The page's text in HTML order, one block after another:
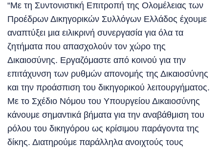
“Με τη Συντονιστική Επιτροπή της Ολομέλειας των
Προέδρων Δικηγορικών Συλλόγων Ελλάδος έχουμε
αναπτύξει μια ειλικρινή συνεργασία για όλα τα
ζητήματα που απασχολούν τον χώρο της
Δικαιοσύνης. Εργαζόμαστε από κοινού για την
επιτάχυνση των ρυθμών απονομής της Δικαιοσύνης
και την προάσπιση του δικηγορικού λειτουργήματος.
Με το Σχέδιο Νόμου του Υπουργείου Δικαιοσύνης
κάνουμε σημαντικά βήματα για την αναβάθμιση του
ρόλου του δικηγόρου ως κρίσιμου παράγοντα της
δίκης. Διατηρούμε παράλληλα ανοιχτούς τους